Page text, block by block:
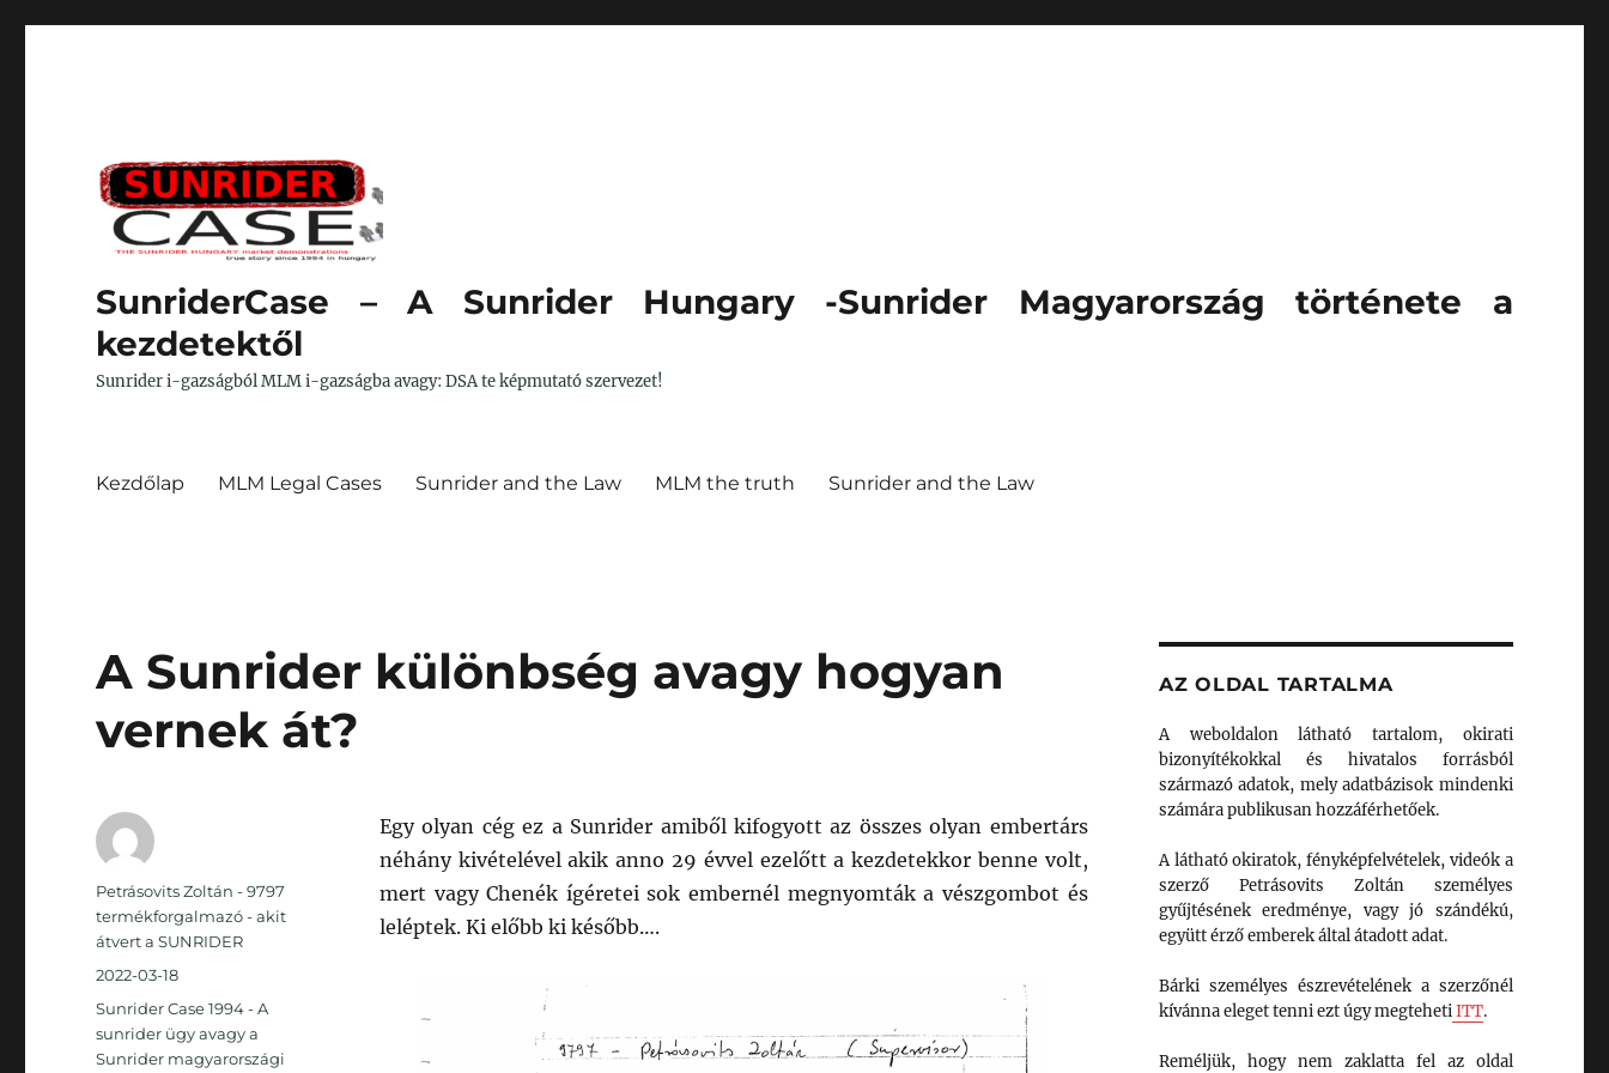
SunriderCase – A Sunrider Hungary -Sunrider Magyarország története a
kezdetektől
Sunrider i-gazságból MLM i-gazságba avagy: DSA te képmutató szervezet!
Kezdőlap MLM Legal Cases Sunrider and the Law MLM the truth Sunrider and the Law
A Sunrider különbség avagy hogyan
vernek át?
Egy olyan cég ez a Sunrider amiből kifogyott az összes olyan embertárs
néhány kivételével akik anno 29 évvel ezelőtt a kezdetekkor benne volt,
mert vagy Chenék ígéretei sok embernél megnyomták a vészgombot és
leléptek. Ki előbb ki később….
Szerző
Petrásovits Zoltán - 9797
termékforgalmazó - akit
átvert a SUNRIDER
Közzétéve
2022-03-18
Kategória
Sunrider Case 1994 - A
sunrider ügy avagy a
Sunrider magyarországi
AZ OLDAL TARTALMA
A weboldalon látható tartalom, okirati
bizonyítékokkal és hivatalos forrásból
származó adatok, mely adatbázisok mindenki
számára publikusan hozzáférhetőek.
A látható okiratok, fényképfelvételek, videók a
szerző Petrásovits Zoltán személyes
gyűjtésének eredménye, vagy jó szándékú,
együtt érző emberek által átadott adat.
Bárki személyes észrevételének a szerzőnél
kívánna eleget tenni ezt úgy megtehetiITT.
Reméljük, hogy nem zaklatta fel az oldal